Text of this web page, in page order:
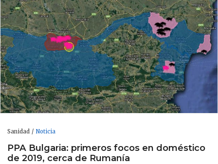
Sanidad Noticia
PPA Bulgaria: primeros focos en doméstico
de 2019, cerca de Rumanía